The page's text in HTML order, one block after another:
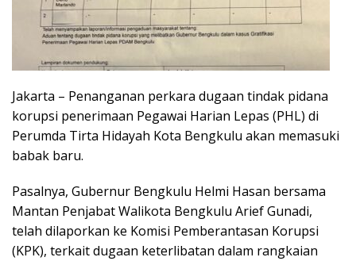
Jakarta – Penanganan perkara dugaan tindak pidana
korupsi penerimaan Pegawai Harian Lepas (PHL) di
Perumda Tirta Hidayah Kota Bengkulu akan memasuki
babak baru.
Pasalnya, Gubernur Bengkulu Helmi Hasan bersama
Mantan Penjabat Walikota Bengkulu Arief Gunadi,
telah dilaporkan ke Komisi Pemberantasan Korupsi
(KPK), terkait dugaan keterlibatan dalam rangkaian